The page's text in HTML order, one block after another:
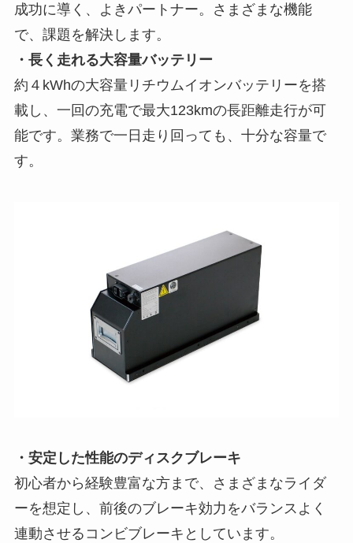
成功に導く、よきパートナー。さまざまな機能
で、課題を解決します。
・長く走れる大容量バッテリー
約４kWhの大容量リチウムイオンバッテリーを搭
載し、一回の充電で最大123kmの長距離走行が可
能です。業務で一日走り回っても、十分な容量で
す。
・安定した性能のディスクブレーキ
初心者から経験豊富な方まで、さまざまなライダ
ーを想定し、前後のブレーキ効力をバランスよく
連動させるコンビブレーキとしています。